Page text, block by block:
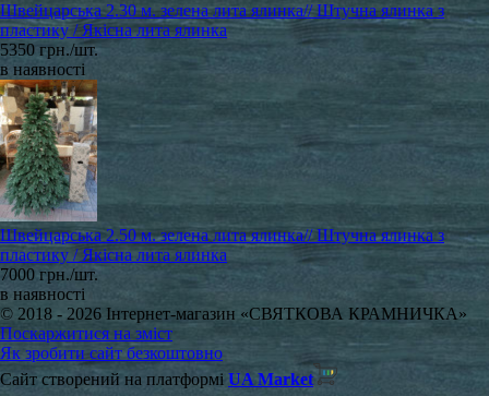
Швейцарська 2.30 м. зелена лита ялинка// Штучна ялинка з
пластику / Якісна лита ялинка
5350 грн./шт.
в наявності
Швейцарська 2.50 м. зелена лита ялинка// Штучна ялинка з
пластику / Якісна лита ялинка
7000 грн./шт.
в наявності
© 2018 - 2026 Інтернет-магазин «СВЯТКОВА КРАМНИЧКА»
Поскаржитися на зміст
Як зробити сайт безкоштовно
Сайт створений на платформі UA Market